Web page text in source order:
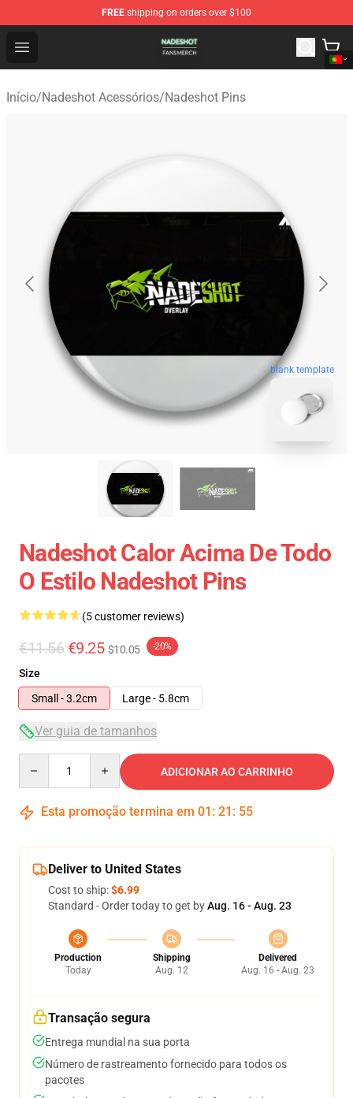
FREE shipping on orders over $100
Open menu
Nadeshot Shop - Official Nadeshot Merchandise Store
Início/Nadeshot Acessórios/Nadeshot Pins
blank template
Nadeshot Calor Acima De Todo
O Estilo Nadeshot Pins
(5 customer reviews)
€11.56 €9.25 $10.05 -20%
Size
Small - 3.2cm
Large - 5.8cm
Ver guia de tamanhos
ADICIONAR AO CARRINHO
Esta promoção termina em 01 : 21 : 54
Deliver to United States
Cost to ship:$6.99
Standard - Order today to get byAug. 16 - Aug. 23
Production
Today
Shipping
Aug. 12
Delivered
Aug. 16 - Aug. 23
Transação segura
Entrega mundial na sua porta
Número de rastreamento fornecido para todos os
pacotes